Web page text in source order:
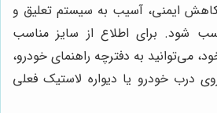
ایمنی، آسیب به سیستم تعلیق و
شود. برای اطلاع از سایز مناسب
می‌توانید به دفترچه راهنمای خودرو،
درب خودرو یا دیواره لاستیک فعلی